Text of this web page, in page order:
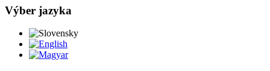
Výber jazyka
Slovensky
Magyar